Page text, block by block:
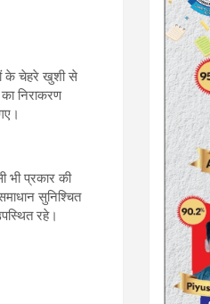
के चेहरे खुशी से
निराकरण
भी प्रकार की
सुनिश्चित
रहे।